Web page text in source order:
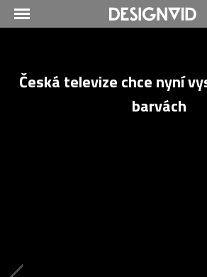
Česká televize chce nyní
barvách